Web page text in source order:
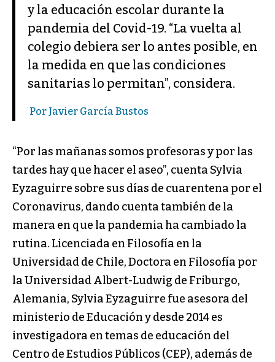
y la educación escolar durante la
pandemia del Covid-19. “La vuelta al
colegio debiera ser lo antes posible, en
la medida en que las condiciones
sanitarias lo permitan”, considera.
Por Javier García Bustos
“Por las mañanas somos profesoras y por las
tardes hay que hacer el aseo”, cuenta Sylvia
Eyzaguirre sobre sus días de cuarentena por el
Coronavirus, dando cuenta también de la
manera en que la pandemia ha cambiado la
rutina. Licenciada en Filosofía en la
Universidad de Chile, Doctora en Filosofía por
la Universidad Albert-Ludwig de Friburgo,
Alemania, Sylvia Eyzaguirre fue asesora del
ministerio de Educación y desde 2014 es
investigadora en temas de educación del
Centro de Estudios Públicos (CEP), además de